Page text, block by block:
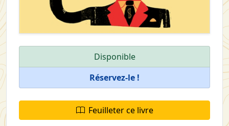
Disponible
Réservez-le !
Feuilleter ce livre